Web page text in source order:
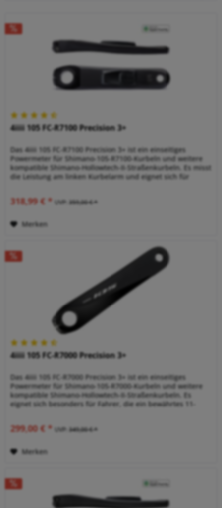
4iiii 105 FC-R7100 Precision 3+
Das 4iiii 105 FC-R7100 Precision 3+ ist ein einseitiges
Powermeter für Shimano-105-R7100-Kurbeln und weitere
kompatible Shimano-Hollowtech-II-Straßenkurbeln. Es misst
die Leistung am linken Kurbelarm und eignet sich für
318,99 € * UVP: 359,00 € *
Merken
4iiii 105 FC-R7000 Precision 3+
Das 4iiii 105 FC-R7000 Precision 3+ ist ein einseitiges
Powermeter für Shimano-105-R7000-Kurbeln und weitere
kompatible Shimano-Hollowtech-II-Straßenkurbeln. Es
eignet sich besonders für Fahrer, die ein bewährtes 11-
299,00 € * UVP: 349,00 € *
Merken